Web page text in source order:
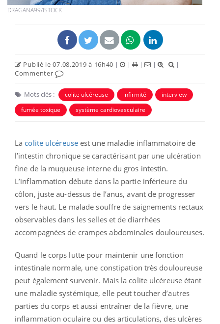
DRAGANA99/ISTOCK
Publié le 07.08.2019 à 16h40 | | | |
|
Commenter
Mots clés : colite ulcéreuse infirmité
interview
fumée toxique
système cardiovasculaire
La colite ulcéreuseest une maladie inflammatoire de
l’intestin chronique se caractérisant par une ulcération
fine de la muqueuse interne du gros intestin.
L’inflammation débute dans la partie inférieure du
côlon, juste au-dessus de l’anus, avant de progresser
vers le haut. Le malade souffre de saignements rectaux
observables dans les selles et de diarrhées
accompagnées de crampes abdominales douloureuses.
Quand le corps lutte pour maintenir une fonction
intestinale normale, une constipation très douloureuse
peut également survenir. Mais la colite ulcéreuse étant
une maladie systémique, elle peut toucher d’autres
parties du corps et aussi entraîner de la fièvre, une
inflammation oculaire ou des articulations, des ulcères